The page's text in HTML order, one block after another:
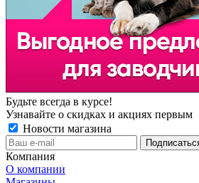
Будьте всегда в курсе!
Узнавайте о скидках и акциях первым
Новости магазина
Компания
О компании